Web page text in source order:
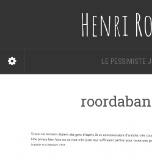
Henri
LE PESSIMISTE